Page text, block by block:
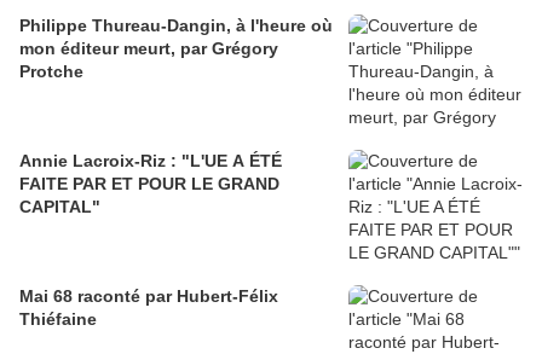
Philippe Thureau-Dangin, à l'heure où
mon éditeur meurt, par Grégory
Protche
Annie Lacroix-Riz : "L'UE A ÉTÉ
FAITE PAR ET POUR LE GRAND
CAPITAL"
Mai 68 raconté par Hubert-Félix
Thiéfaine